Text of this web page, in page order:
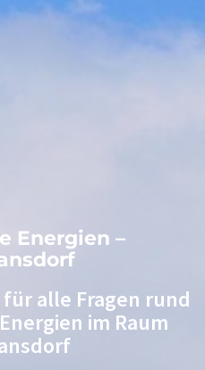
Energien –
alle Fragen rund
im Raum